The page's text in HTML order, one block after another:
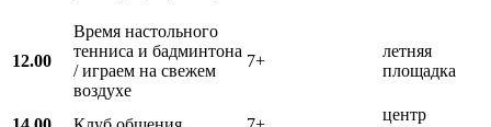
12.00
Время настольного
тенниса и бадминтона
/ играем на свежем
воздухе
7+
летняя
площадка
центр